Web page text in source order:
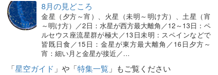
8月の見どころ
金星（夕方～宵）、火星（未明～明け方）、土星（宵
～明け方）／2日：水星が西方最大離角／12～13日：ペ
ルセウス座流星群が極大／13日未明：スペインなどで
皆既日食／15日：金星が東方最大離角／16日夕方～
宵：細い月と金星が接近／…
「星空ガイド 」や「特集一覧 」もご覧ください